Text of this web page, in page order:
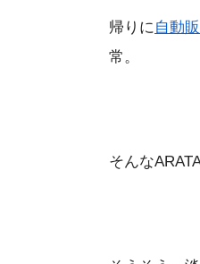
帰りに 自動
常。
そんな